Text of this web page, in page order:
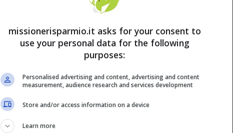
missionerisparmio.it asks for your consent to
use your personal data for the following
purposes:
Personalised advertising and content, advertising and content
measurement, audience research and services development
Store and/or access information on a device
Learn more